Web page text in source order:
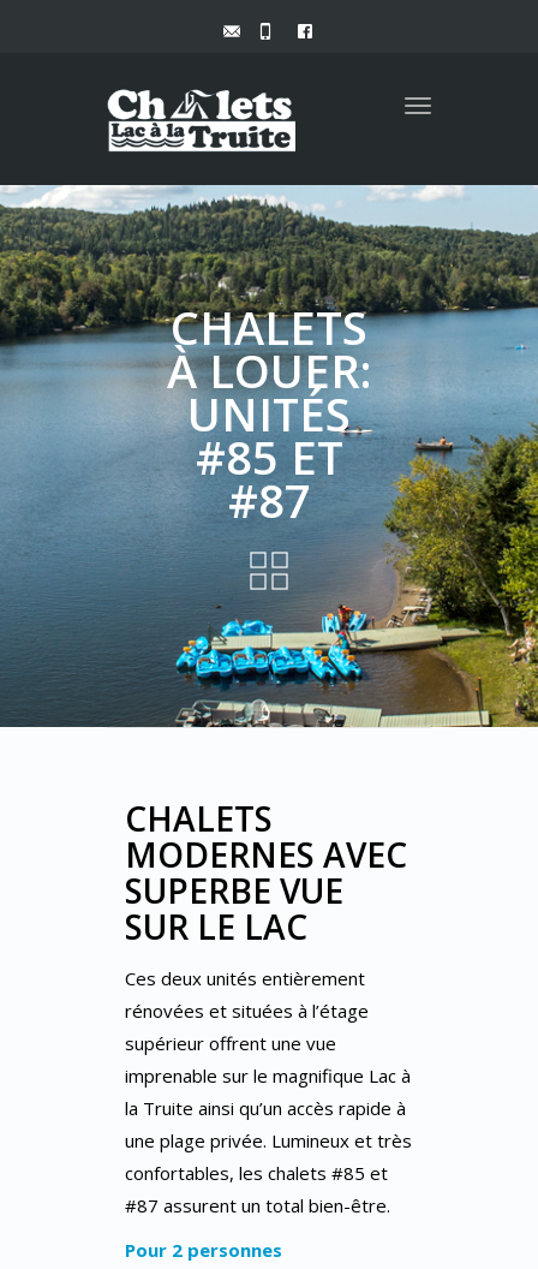
Toggle
CHALETS
À LOUER:
UNITÉS
#85 ET
#87
CHALETS
MODERNES AVEC
SUPERBE VUE
SUR LE LAC
Ces deux unités entièrement
rénovées et situées à l’étage
supérieur offrent une vue
imprenable sur le magnifique Lac à
la Truite ainsi qu’un accès rapide à
une plage privée. Lumineux et très
confortables, les chalets #85 et
#87 assurent un total bien-être.
Pour 2 personnes